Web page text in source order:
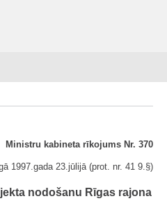
Ministru kabineta rīkojums Nr. 370
1997.gada 23.jūlijā (prot. nr. 41 9.§)
nodošanu Rīgas rajona